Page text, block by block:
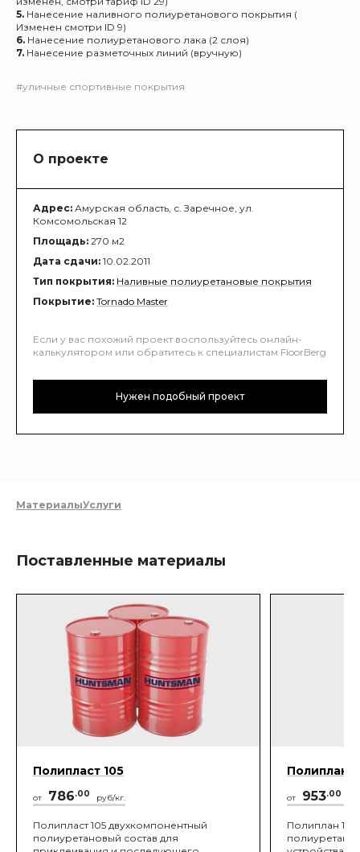
5. Нанесение наливного полиуретанового покрытия (
Изменен смотри ID 9)
6. Нанесение полиуретанового лака (2 слоя)
7. Нанесение разметочных линий (вручную)
#уличные спортивные покрытия
О проекте
Адрес: Амурская область, с. Заречное, ул.
Комсомольская 12
Площадь: 270 м2
Дата сдачи: 10.02.2011
Тип покрытия: Наливные полиуретановые покрытия
Покрытие: Tornado Master
Если у вас похожий проект воспользуйтесь онлайн-
калькулятором или обратитесь к специалистам FloorBerg
Нужен подобный проект
МатериалыУслуги
Поставленные материалы
Полипласт 105
от 786.00 руб/кг.
Полипласт 105 двухкомпонентный
полиуретановый состав для
Полиплан
от 953.00
Полиплан